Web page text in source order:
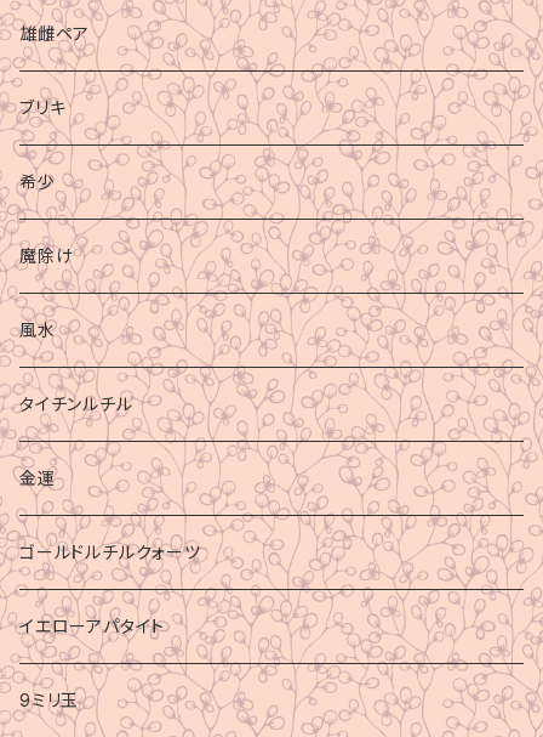
雄雌ペア
ブリキ
希少
魔除け
風水
タイチンルチル
金運
ゴールドルチルクォーツ
イエローアパタイト
9ミリ玉